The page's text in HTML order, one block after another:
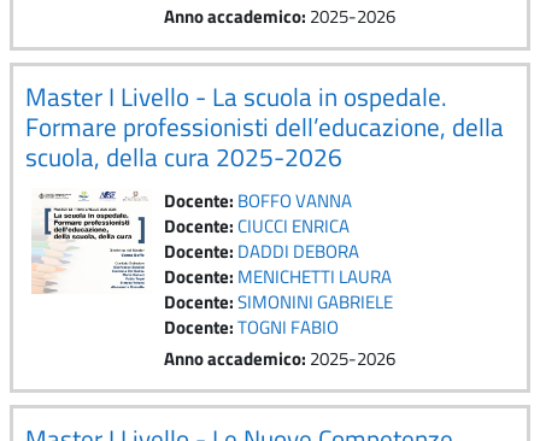
Anno accademico: 2025-2026
Master I Livello - La scuola in ospedale.
Formare professionisti dell’educazione, della
scuola, della cura 2025-2026
Docente: BOFFO VANNA
Docente:CIUCCI ENRICA
Docente: DADDI DEBORA
Docente: MENICHETTI LAURA
Docente:SIMONINI GABRIELE
Docente:TOGNI FABIO
Anno accademico: 2025-2026